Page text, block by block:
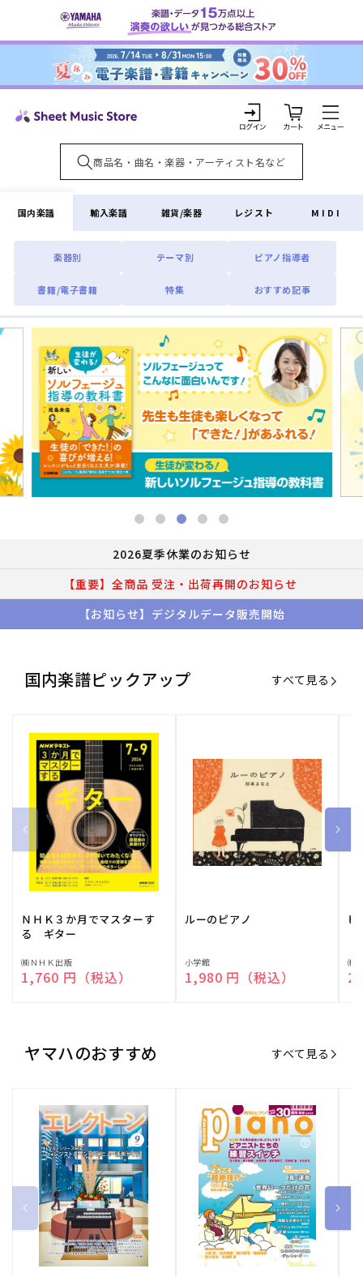
ンツに
ロ
グ
イ
ン
カ
ー
ト
国内楽譜
楽器別 テーマ別 ピアノ指導者
書籍/電子書籍 特集 おすすめ記事
輸入楽譜 雑貨/楽器 レジスト MIDI
2026夏季休業のお知らせ
【重要】全商品 受注・出荷再開のお知らせ
【お知らせ】デジタルデータ販売開始
国内楽譜ピックアップ すべて見る
ＮＨＫ３か月でマスターす
る ギター
販
売
㈱ＮＨＫ出版
通常価格
1,760 円（税込）
ルーのピアノ
販
売
小学館
通常価格
1,980 円（税込）
ピ
販
売
㈱
ヤマハのおすすめ すべて見る